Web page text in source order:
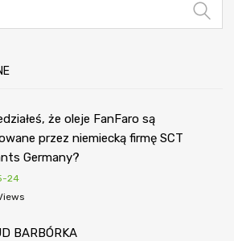
że oleje FanFaro są
przez niemiecką firmę SCT
Germany?
24
BARBÓRKA